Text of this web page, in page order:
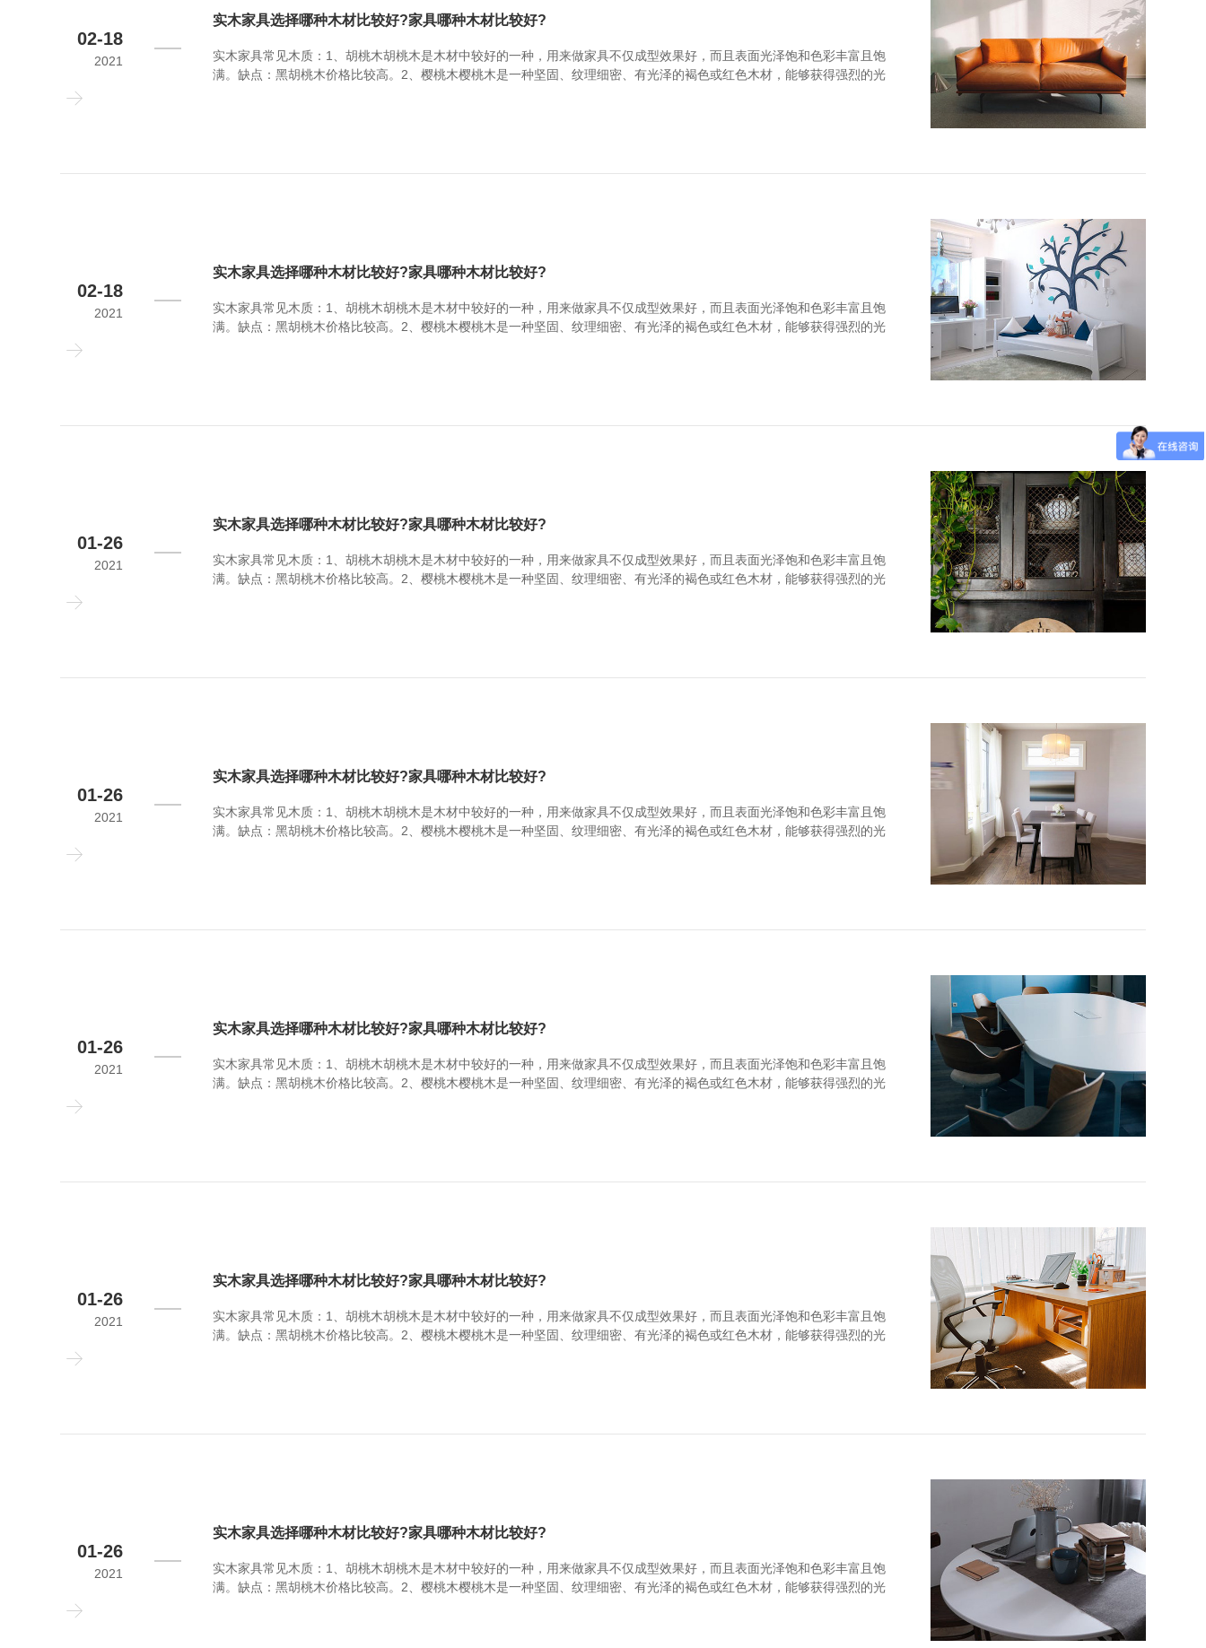
02-18
2021
实木家具选择哪种木材比较好?家具哪种木材比较好?
实木家具常见木质：1、胡桃木胡桃木是木材中较好的一种，用来做家具不仅成型效果好，而且表面光泽饱和色彩丰富且饱
满。缺点：黑胡桃木价格比较高。2、樱桃木樱桃木是一种坚固、纹理细密、有光泽的褐色或红色木材，能够获得强烈的光
02-18
2021
实木家具选择哪种木材比较好?家具哪种木材比较好?
实木家具常见木质：1、胡桃木胡桃木是木材中较好的一种，用来做家具不仅成型效果好，而且表面光泽饱和色彩丰富且饱
满。缺点：黑胡桃木价格比较高。2、樱桃木樱桃木是一种坚固、纹理细密、有光泽的褐色或红色木材，能够获得强烈的光
01-26
2021
实木家具选择哪种木材比较好?家具哪种木材比较好?
实木家具常见木质：1、胡桃木胡桃木是木材中较好的一种，用来做家具不仅成型效果好，而且表面光泽饱和色彩丰富且饱
满。缺点：黑胡桃木价格比较高。2、樱桃木樱桃木是一种坚固、纹理细密、有光泽的褐色或红色木材，能够获得强烈的光
01-26
2021
实木家具选择哪种木材比较好?家具哪种木材比较好?
实木家具常见木质：1、胡桃木胡桃木是木材中较好的一种，用来做家具不仅成型效果好，而且表面光泽饱和色彩丰富且饱
满。缺点：黑胡桃木价格比较高。2、樱桃木樱桃木是一种坚固、纹理细密、有光泽的褐色或红色木材，能够获得强烈的光
01-26
2021
实木家具选择哪种木材比较好?家具哪种木材比较好?
实木家具常见木质：1、胡桃木胡桃木是木材中较好的一种，用来做家具不仅成型效果好，而且表面光泽饱和色彩丰富且饱
满。缺点：黑胡桃木价格比较高。2、樱桃木樱桃木是一种坚固、纹理细密、有光泽的褐色或红色木材，能够获得强烈的光
01-26
2021
实木家具选择哪种木材比较好?家具哪种木材比较好?
实木家具常见木质：1、胡桃木胡桃木是木材中较好的一种，用来做家具不仅成型效果好，而且表面光泽饱和色彩丰富且饱
满。缺点：黑胡桃木价格比较高。2、樱桃木樱桃木是一种坚固、纹理细密、有光泽的褐色或红色木材，能够获得强烈的光
01-26
2021
实木家具选择哪种木材比较好?家具哪种木材比较好?
实木家具常见木质：1、胡桃木胡桃木是木材中较好的一种，用来做家具不仅成型效果好，而且表面光泽饱和色彩丰富且饱
满。缺点：黑胡桃木价格比较高。2、樱桃木樱桃木是一种坚固、纹理细密、有光泽的褐色或红色木材，能够获得强烈的光